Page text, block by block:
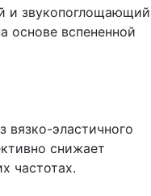
и звукопоглощающий
основе вспененной
вязко-эластичного
снижает
частотах.